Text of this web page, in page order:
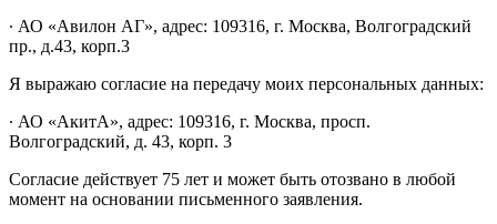
∙ АО «Авилон АГ», адрес: 109316, г. Москва, Волгоградский
пр., д.43, корп.3
Я выражаю согласие на передачу моих персональных данных:
∙ АО «АкитА», адрес: 109316, г. Москва, просп.
Волгоградский, д. 43, корп. 3
Согласие действует 75 лет и может быть отозвано в любой
момент на основании письменного заявления.